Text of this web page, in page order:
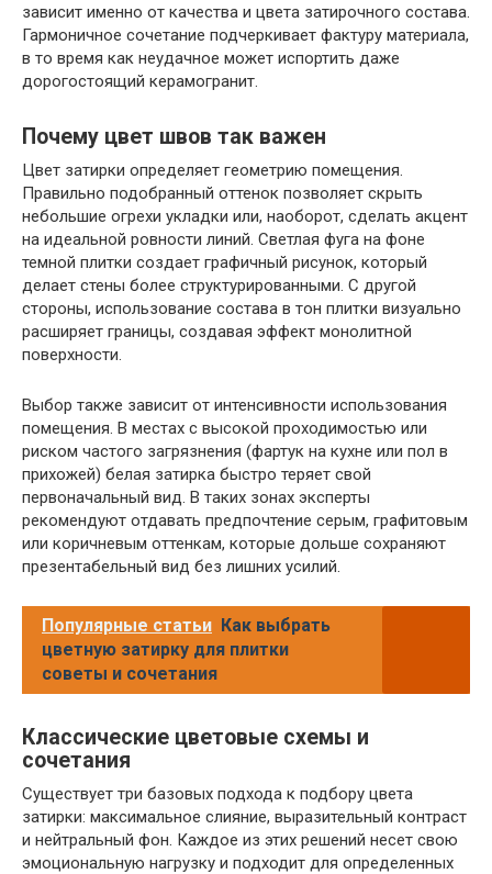
зависит именно от качества и цвета затирочного состава.
Гармоничное сочетание подчеркивает фактуру материала,
в то время как неудачное может испортить даже
дорогостоящий керамогранит.
Почему цвет швов так важен
Цвет затирки определяет геометрию помещения.
Правильно подобранный оттенок позволяет скрыть
небольшие огрехи укладки или, наоборот, сделать акцент
на идеальной ровности линий. Светлая фуга на фоне
темной плитки создает графичный рисунок, который
делает стены более структурированными. С другой
стороны, использование состава в тон плитки визуально
расширяет границы, создавая эффект монолитной
поверхности.
Выбор также зависит от интенсивности использования
помещения. В местах с высокой проходимостью или
риском частого загрязнения (фартук на кухне или пол в
прихожей) белая затирка быстро теряет свой
первоначальный вид. В таких зонах эксперты
рекомендуют отдавать предпочтение серым, графитовым
или коричневым оттенкам, которые дольше сохраняют
презентабельный вид без лишних усилий.
Популярные статьи Как выбрать
цветную затирку для плитки
советы и сочетания
Классические цветовые схемы и
сочетания
Существует три базовых подхода к подбору цвета
затирки: максимальное слияние, выразительный контраст
и нейтральный фон. Каждое из этих решений несет свою
эмоциональную нагрузку и подходит для определенных